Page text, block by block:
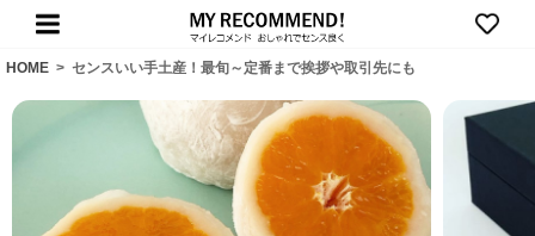
HOME > センスいい手土産！最旬～定番まで挨拶や取引先にも